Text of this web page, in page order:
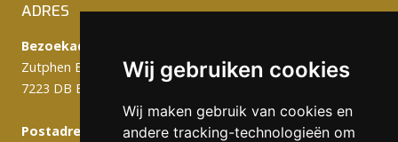
Wij gebruiken cookies
Wij maken gebruik van cookies en
andere tracking-technologieën om
ADRES
Bezoekadres:
Zutphen Emmerikseweg 103C
7223 DB Baak
Postadres (werkplaats):